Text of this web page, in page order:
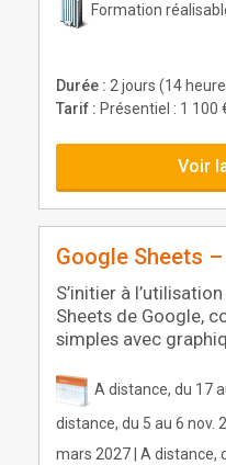
Formation
Durée : 2 jours (14
Tarif : Présentiel : 1 100
Voir
Google Sheets
S’initier à
Sheets de Google,
simples avec
A distance, du 17
distance, du 5 au 6 nov.
mars 2027 | A distance,